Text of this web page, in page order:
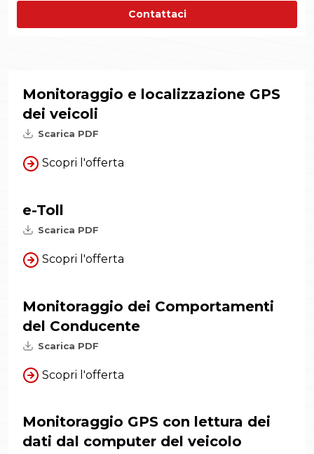
Contattaci
Monitoraggio e localizzazione GPS
dei veicoli
Scarica PDF
Scopri l'offerta
e-Toll
Scarica PDF
Scopri l'offerta
Monitoraggio dei Comportamenti
del Conducente
Scarica PDF
Scopri l'offerta
Monitoraggio GPS con lettura dei
dati dal computer del veicolo